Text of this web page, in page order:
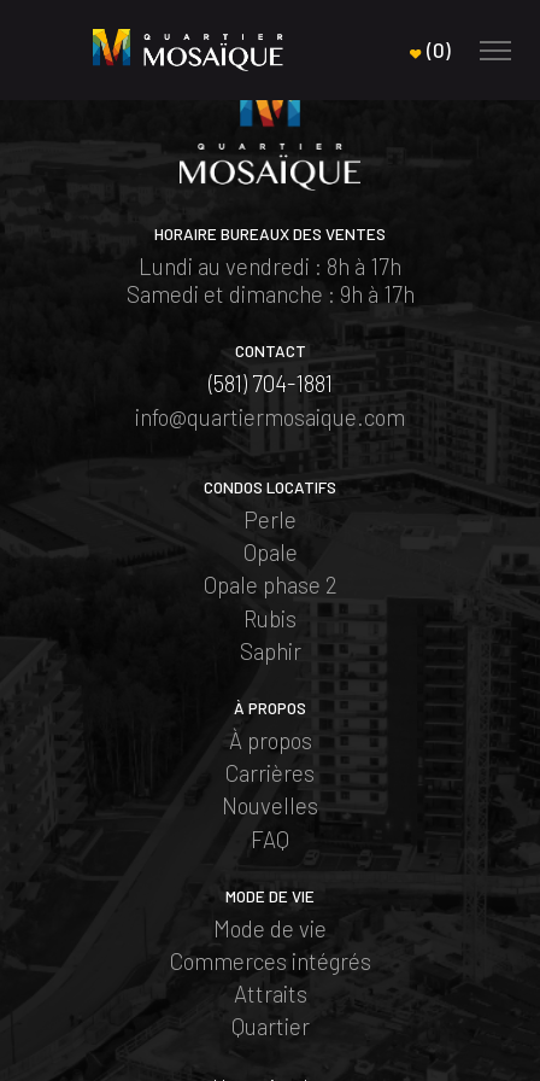
(0)
HORAIRE BUREAUX DES VENTES
Lundi au vendredi : 8h à 17h
Samedi et dimanche : 9h à 17h
CONTACT
(581) 704-1881
info@quartiermosaique.com
CONDOS LOCATIFS
Perle
Opale
Opale phase 2
Rubis
Saphir
À PROPOS
À propos
Carrières
Nouvelles
FAQ
MODE DE VIE
Mode de vie
Commerces intégrés
Attraits
Quartier